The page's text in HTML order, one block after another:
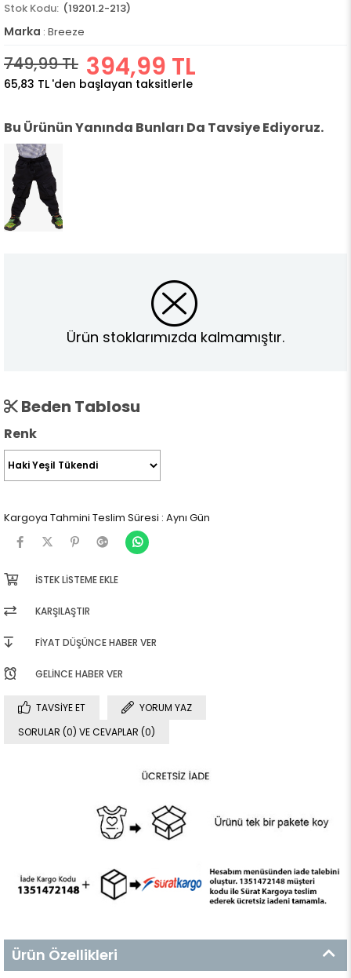
(19201.2-213)
Marka : Breeze
749,99 TL 394,99 TL
65,83 TL 'den başlayan taksitlerle
Bu Ürünün Yanında Bunları Da Tavsiye Ediyoruz.
Ürün stoklarımızda kalmamıştır.
Beden Tablosu
Renk
Kargoya Tahmini Teslim Süresi : Aynı Gün
İSTEK LISTEME EKLE
KARŞILAŞTIR
FIYAT DÜŞÜNCE HABER VER
GELINCE HABER VER
TAVSIYE ET
YORUM YAZ
SORULAR (0) VE CEVAPLAR (0)
Ürün Özellikleri